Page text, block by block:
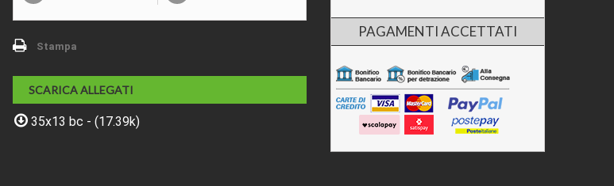
Stampa
SCARICA ALLEGATI
35x13 bc - (17.39k)
PAGAMENTI ACCETTATI